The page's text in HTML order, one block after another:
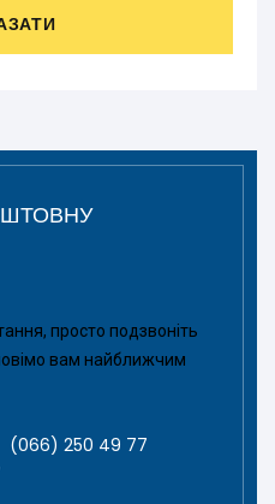
просто подзвоніть
вам найближчим
(066) 250 49 77